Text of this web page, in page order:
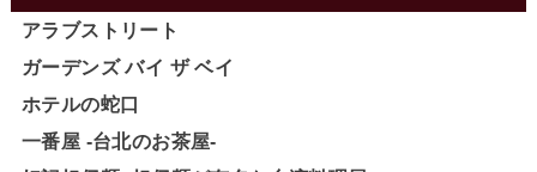
アラブストリート
ガーデンズ バイ ザ ベイ
ホテルの蛇口
一番屋 -台北のお茶屋-